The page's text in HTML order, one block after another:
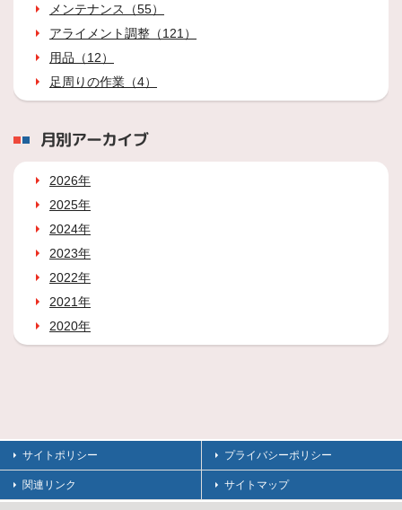
メンテナンス（55）
アライメント調整（121）
用品（12）
足周りの作業（4）
月別アーカイブ
2026年
2025年
2024年
2023年
2022年
2021年
2020年
サイトポリシー プライバシーポリシー
関連リンク サイトマップ